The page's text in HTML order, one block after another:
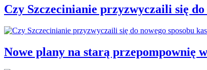
Czy Szczecinianie przyzwyczaili się
Nowe plany na starą przepompownię